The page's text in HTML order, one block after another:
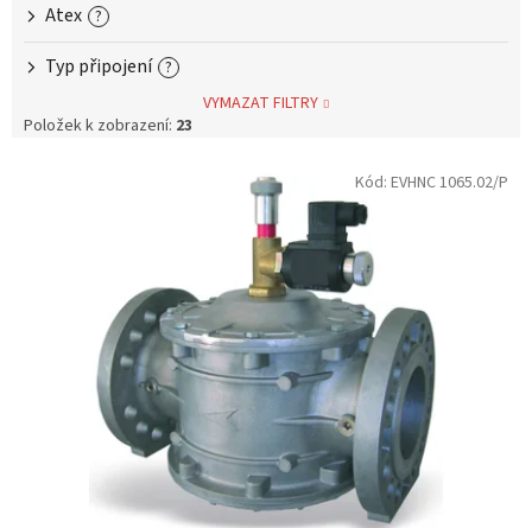
Atex ?
Typ připojení ?
VYMAZAT FILTRY
Položek k zobrazení: 23
Kód: EVHNC 1065.02/P